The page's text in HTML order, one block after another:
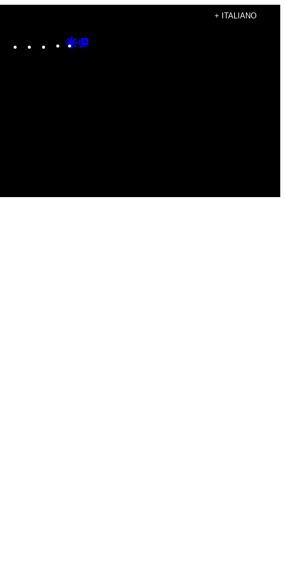
+ ITALIANO
Instagram
TikTokYouTube
Google